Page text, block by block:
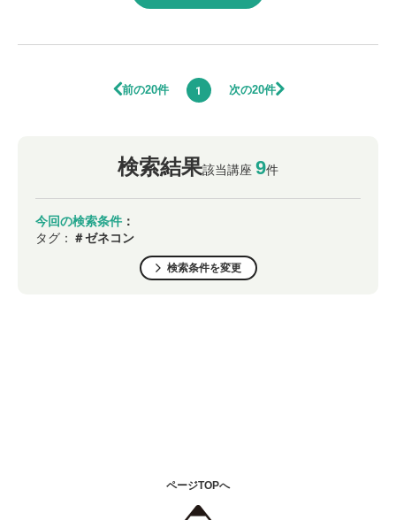
前の20件 1 次の20件
検索結果該当講座 9件
今回の検索条件 ：
タグ： ＃ゼネコン
検索条件を変更
ページTOPへ